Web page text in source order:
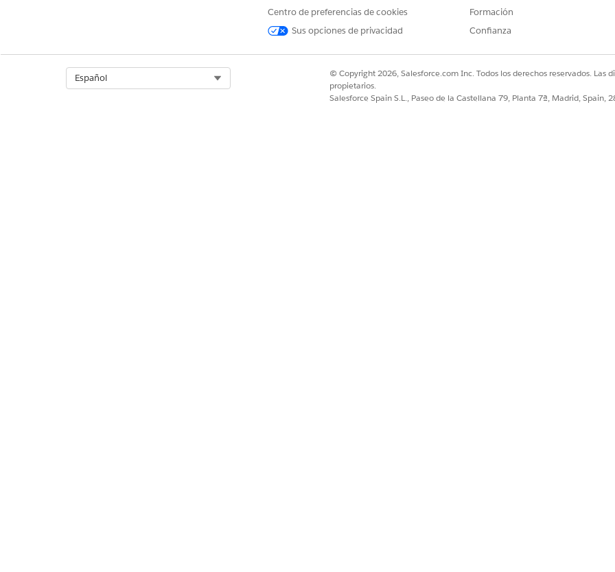
Cuando establece Excluir de facturación en un valor de tratamiento de facturación como Sí, el
programaciones de facturación, grupos de programaciones de facturación y facturas para
artículo de pedido y luego vuelva a procesar el pedido de modo que el sistema vuelva a
Comprender la resolución de tratamiento de facturación
Centro de preferencias de cookies
Sus opciones de privacidad
Formación
Confianza
Español
© Copyright 2026, Salesforce.com Inc. Todos los derechos reservados. Las
propietarios.
Salesforce Spain S.L., Paseo de la Castellana 79, Planta 7ª, Madrid, Spain,